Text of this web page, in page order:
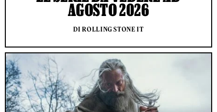
AGOSTO 2026
DI ROLLING STONE IT